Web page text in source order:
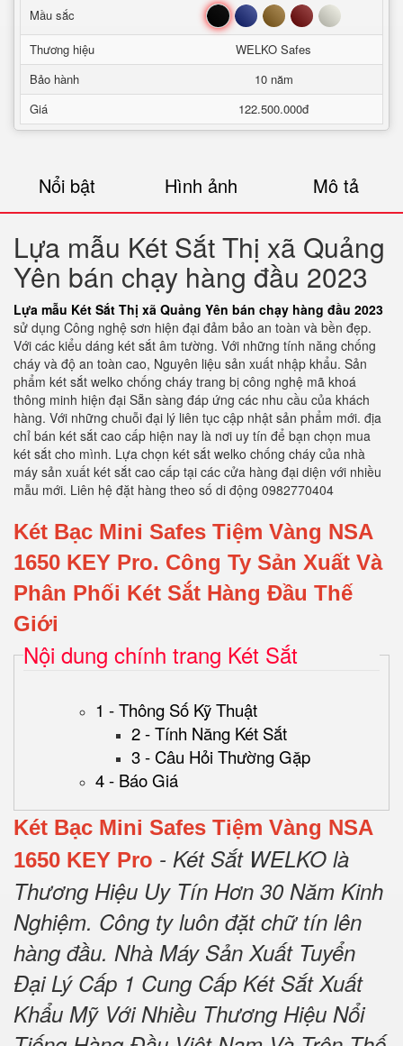
Mầu sắc
Đen Xanh Nâu Đỏ Trắng
Thương hiệu
WELKO Safes
Bảo hành
10 năm
Giá
122.500.000đ
Nổi bật Hình ảnh Mô tả
Lựa mẫu Két Sắt Thị xã Quảng
Yên bán chạy hàng đầu 2023
Lựa mẫu Két Sắt Thị xã Quảng Yên bán chạy hàng đầu 2023
sử dụng Công nghệ sơn hiện đại đảm bảo an toàn và bền đẹp.
Với các kiểu dáng két sắt âm tường. Với những tính năng chống
cháy và độ an toàn cao, Nguyên liệu sản xuất nhập khẩu. Sản
phẩm két sắt welko chống cháy trang bị công nghệ mã khoá
thông minh hiện đại Sẵn sàng đáp ứng các nhu cầu của khách
hàng. Với những chuỗi đại lý liên tục cập nhật sản phẩm mới. địa
chỉ bán két sắt cao cấp hiện nay là nơi uy tín để bạn chọn mua
két sắt cho mình. Lựa chọn két sắt welko chống cháy của nhà
máy sản xuất két sắt cao cấp tại các cửa hàng đại diện với nhiều
mẫu mới. Liên hệ đặt hàng theo số di động 0982770404
Két Bạc Mini Safes Tiệm Vàng NSA
1650 KEY Pro. Công Ty Sản Xuất Và
Phân Phối Két Sắt Hàng Đầu Thế
Giới
Nội dung chính trang Két Sắt
1 - Thông Số Kỹ Thuật
2 - Tính Năng Két Sắt
3 - Câu Hỏi Thường Gặp
4 - Báo Giá
Két Bạc Mini Safes Tiệm Vàng NSA
1650 KEY Pro - Két Sắt WELKO là
Thương Hiệu Uy Tín Hơn 30 Năm Kinh
Nghiệm. Công ty luôn đặt chữ tín lên
hàng đầu. Nhà Máy Sản Xuất Tuyển
Đại Lý Cấp 1 Cung Cấp Két Sắt Xuất
Khẩu Mỹ Với Nhiều Thương Hiệu Nổi